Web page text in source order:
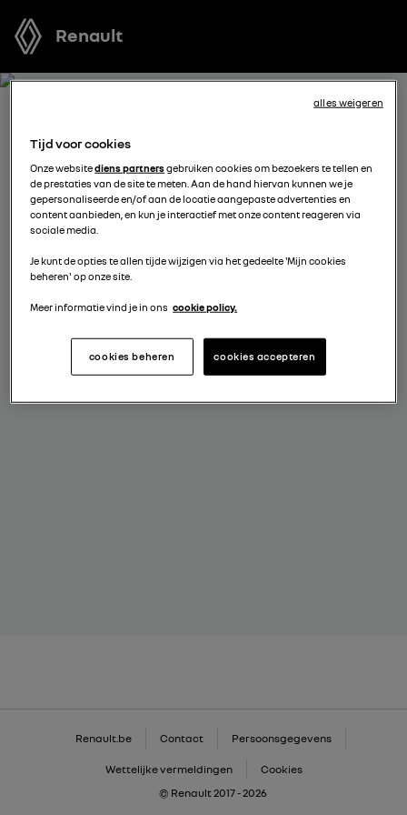
Renault
BOEK EEN TESTRIT MET
MASTER E-TECH ELECTRIC
Welk voertuig past het best bij u? Voordat u een keuze
maakt, kunt u een gratis proefrit met een van onze
modellen boeken.
Renault.be Contact Persoonsgegevens
Wettelijke vermeldingen
Cookies
© Renault 2017 - 2026
Tijd voor cookies
Onze websitediens partnersgebruiken cookies om bezoekers te tellen en
de prestaties van de site te meten. Aan de hand hiervan kunnen we je
gepersonaliseerde en/of aan de locatie aangepaste advertenties en
content aanbieden, en kun je interactief met onze content reageren via
sociale media.
Je kunt de opties te allen tijde wijzigen via het gedeelte 'Mijn cookies
beheren' op onze site.
Meer informatie vind je in ons cookie policy.
cookies accepteren
cookies beheren
alles weigeren